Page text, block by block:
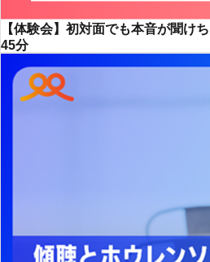
【体験会】初対面でも本音が聞け
45分